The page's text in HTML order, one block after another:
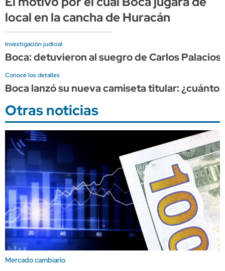
local en la cancha de Huracán
Investigación judicial
Boca: detuvieron al suegro de Carlos
Conocé los detalles
Boca lanzó su nueva camiseta titular: ¿cuánto
Otras noticias
Mercado cambiario